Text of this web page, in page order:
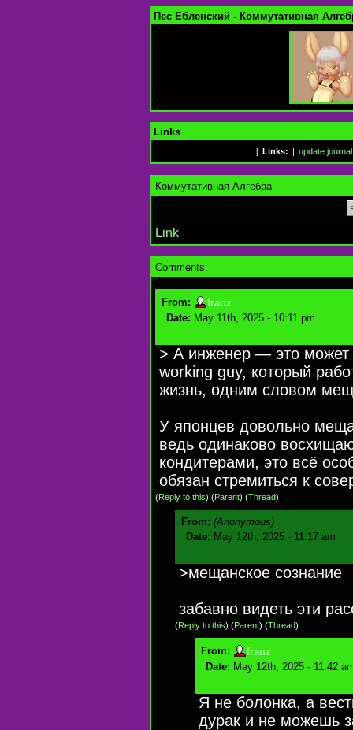
Пес Ебленский - Коммутативная
Links
[ Links: update journal
Коммутативная Алгебра
Link
Comments:
From:
franz
Date: May 11th, 2025 - 10:11 pm
> А инженер — это может
working guy, который
жизнь, одним словом
У японцев довольно
ведь одинаково
кондитерами, это всё
обязан стремиться к
(Reply to this) (Parent) (Thread)
From: (Anonymous)
Date: May 12th, 2025 - 11:17 am
>мещанское сознание
забавно видеть эти
(Reply to this) (Parent) (Thread)
From:
franz
Date: May 12th, 2025 - 11:42
Я не болонка, а
дурак и не можешь